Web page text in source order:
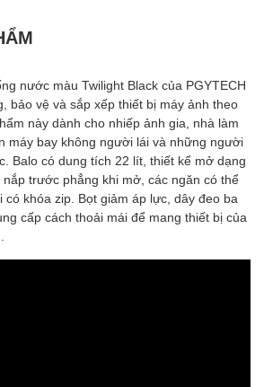
nước màu Twilight Black của PGYTECH
bảo vệ và sắp xếp thiết bị máy ảnh theo
này dành cho nhiếp ảnh gia, nhà làm
máy bay không người lái và những người
Balo có dung tích 22 lít, thiết kế mở dạng
trước phẳng khi mở, các ngăn có thể
có khóa zip. Bọt giảm áp lực, dây đeo ba
cấp cách thoải mái để mang thiết bị của